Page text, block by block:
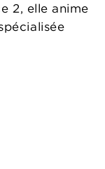
2, elle anime